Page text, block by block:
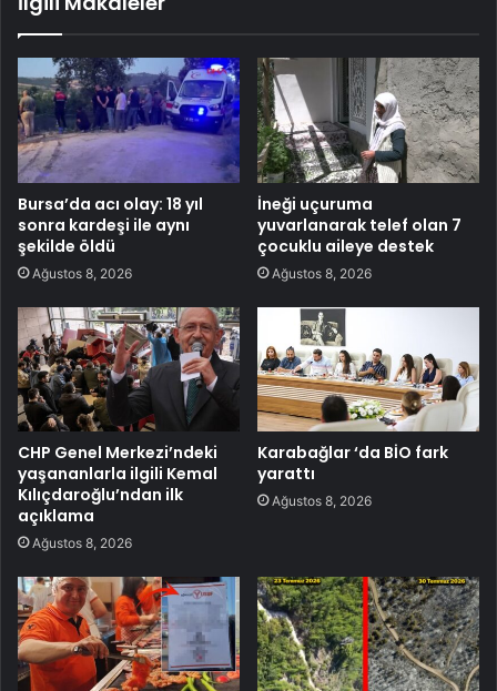
Bursa’da acı olay: 18 yıl
sonra kardeşi ile aynı
şekilde öldü
Ağustos 8, 2026
İneği uçuruma
yuvarlanarak telef olan 7
çocuklu aileye destek
Ağustos 8, 2026
CHP Genel Merkezi’ndeki
yaşananlarla ilgili Kemal
Kılıçdaroğlu’ndan ilk
açıklama
Ağustos 8, 2026
Karabağlar ‘da BİO fark
yarattı
Ağustos 8, 2026